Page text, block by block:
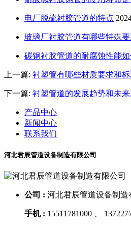
电厂脱硫衬胶管道的特点
玻璃厂衬胶管道有哪些特殊
碳钢衬胶管道的耐腐蚀性能
上一篇: 衬塑管有哪些材质要求和
下一篇: 衬塑管道的发展趋势和未
产品中心
新闻中心
联系我们
河北君辰管道设备制造有限公司
公司 : 河北君辰管道设备制造
手机 : 15511781000 、